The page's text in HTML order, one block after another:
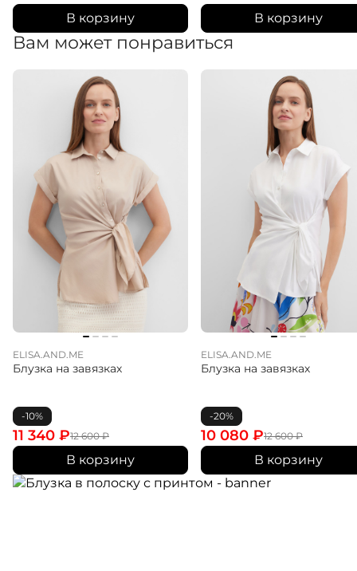
В корзину В корзину
Вам может понравиться
ELISA.AND.ME
Блузка на завязках
-10%
12 600₽
11 340 ₽
В корзину
ELISA.AND.ME
Блузка на завязках
-20%
12 600₽
10 080 ₽
В корзину